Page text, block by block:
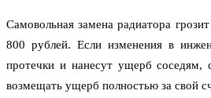
Самовольная замена радиатора
800 рублей. Если изменения в
протечки и нанесут ущерб соседям,
возмещать ущерб полностью за свой